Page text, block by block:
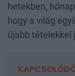
hetekben,
hogy a világ
újabb tételekkel